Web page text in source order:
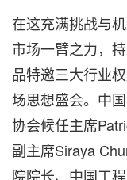
在这充满挑战与
市场一臂之力，
品特邀三大行业
场思想盛会。中
协会候任主席
副主席Siraya
院院长、中国工